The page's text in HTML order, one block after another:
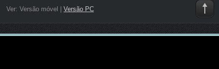
Ver: Versão móvel Versão PC